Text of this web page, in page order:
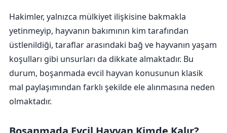
Hakimler, yalnızca mülkiyet ilişkisine bakmakla
yetinmeyip, hayvanın bakımının kim tarafından
üstlenildiği, taraflar arasındaki bağ ve hayvanın yaşam
koşulları gibi unsurları da dikkate almaktadır. Bu
durum, boşanmada evcil hayvan konusunun klasik
mal paylaşımından farklı şekilde ele alınmasına neden
olmaktadır.